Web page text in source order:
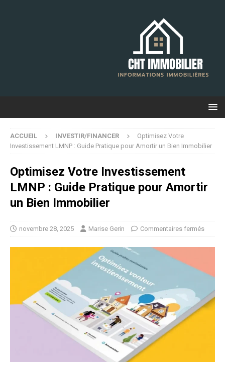
ACCUEIL INVESTIR/FINANCER
Optimisez Votre
Investissement LMNP : Guide Pratique pour Amortir un Bien Immobilier
Optimisez Votre Investissement
LMNP : Guide Pratique pour Amortir
un Bien Immobilier
novembre 28, 2025 Marise Gerin Commentaires fermés